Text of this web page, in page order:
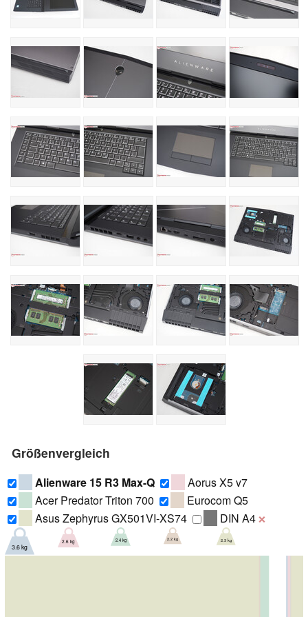
Größenvergleich
Alienware 15 R3 Max-Q
Aorus X5 v7
Acer Predator Triton 700
Eurocom Q5
Asus Zephyrus GX501VI-XS74
DIN A4 ❌
3.6 kg
2.6 kg 2.4 kg 2.2 kg 2.3 kg